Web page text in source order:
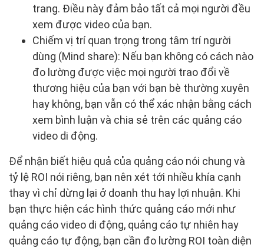
trang. Điều này đảm bảo tất cả mọi người đều
xem được video của bạn.
Chiếm vị trí quan trọng trong tâm trí người
dùng (Mind share): Nếu bạn không có cách nào
đo lường được việc mọi người trao đổi về
thương hiệu của bạn với bạn bè thường xuyên
hay không, bạn vẫn có thể xác nhận bằng cách
xem bình luận và chia sẻ trên các quảng cáo
video di động.
Để nhận biết hiệu quả của quảng cáo nói chung và
tỷ lệ ROI nói riêng, bạn nên xét tới nhiều khía cạnh
thay vì chỉ dừng lại ở doanh thu hay lợi nhuận. Khi
bạn thực hiện các hình thức quảng cáo mới như
quảng cáo video di động, quảng cáo tự nhiên hay
quảng cáo tự động, bạn cần đo lường ROI toàn diện